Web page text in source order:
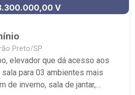
V
Preto/SP
elevador que dá acesso aos
sala para 03 ambientes mais
de inverno, sala de jantar,